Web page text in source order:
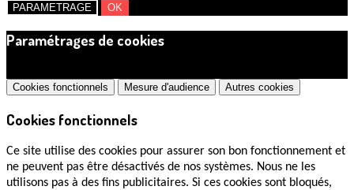
PARAMETRAGE OK
Paramétrages de cookies
Cookies fonctionnels Mesure d'audience Autres cookies
Cookies fonctionnels
Ce site utilise des cookies pour assurer son bon fonctionnement et
ne peuvent pas être désactivés de nos systèmes. Nous ne les
utilisons pas à des fins publicitaires. Si ces cookies sont bloqués,